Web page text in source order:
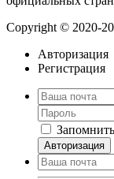
Copyright © 2020-
Авторизация
Регистрация
Авторизация